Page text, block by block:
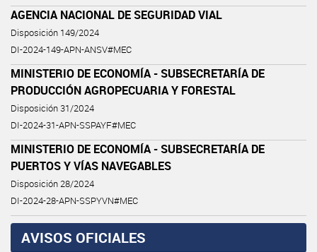
AGENCIA NACIONAL DE SEGURIDAD VIAL
Disposición 149/2024
DI-2024-149-APN-ANSV#MEC
MINISTERIO DE ECONOMÍA - SUBSECRETARÍA DE
PRODUCCIÓN AGROPECUARIA Y FORESTAL
Disposición 31/2024
DI-2024-31-APN-SSPAYF#MEC
MINISTERIO DE ECONOMÍA - SUBSECRETARÍA DE
PUERTOS Y VÍAS NAVEGABLES
Disposición 28/2024
DI-2024-28-APN-SSPYVN#MEC
AVISOS OFICIALES